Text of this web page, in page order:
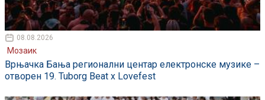
08.08.2026
Мозаик
Врњачка Бања регионални центар електронске музике –
отворен 19. Tuborg Beat x Lovefest